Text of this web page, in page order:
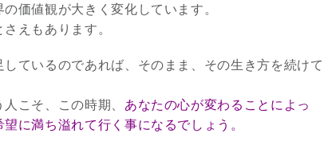
価値観が大きく変化しています。
えもあります。
ているのであれば、そのまま、その生き方を続けて
こそ、この時期、 あなたの心が変わることによっ
に満ち溢れて行く事になるでしょう。
インタビュー
3